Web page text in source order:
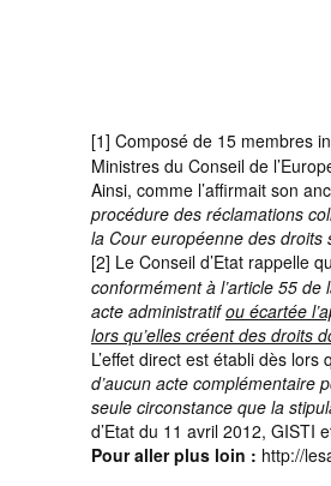
[1] Composé de 15 membres
Ministres du Conseil de
Ainsi, comme l’affirmait son
procédure des réclamations
la Cour européenne des droits
[2] Le Conseil d’Etat rappelle
conformément à l’article 55
acte administratifou écartée
lors qu’elles créent des droits
L’effet direct est établi dès lors
d’aucun acte complémentaire
seule circonstance que la
d’Etat du 11 avril 2012, GISTI
Pour aller plus loin : http://